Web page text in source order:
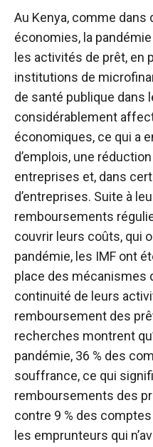
Au Kenya, comme dans
économies, la
les activités de prêt, en
institutions de
de santé publique dans
considérablement
économiques, ce qui a
d’emplois, une
entreprises et, dans
d’entreprises. Suite à
remboursements
couvrir leurs coûts, qui
pandémie, les IMF ont
place des mécanismes
continuité de leurs
remboursement des
recherches montrent
pandémie, 36 % des
souffrance, ce qui
remboursements des
contre 9 % des
les emprunteurs qui